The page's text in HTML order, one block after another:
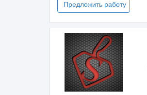
Предложить работу